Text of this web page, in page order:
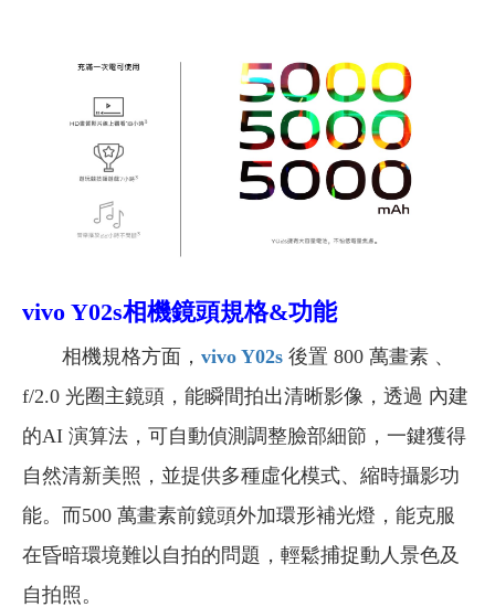
vivo Y02s相機鏡頭規格&功能
相機規格方面， vivo Y02s 後置 800 萬畫素 、
f/2.0 光圈主鏡頭，能瞬間拍出清晰影像，透過 內建
的AI 演算法，可自動偵測調整臉部細節，一鍵獲得
自然清新美照，並提供多種虛化模式、縮時攝影功
能。而500 萬畫素前鏡頭外加環形補光燈，能克服
在昏暗環境難以自拍的問題，輕鬆捕捉動人景色及
自拍照。